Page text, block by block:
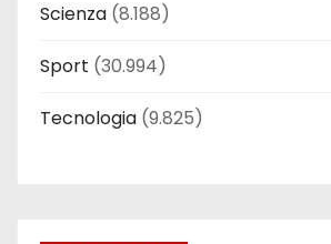
Scienza (8.188)
Sport (30.994)
Tecnologia (9.825)